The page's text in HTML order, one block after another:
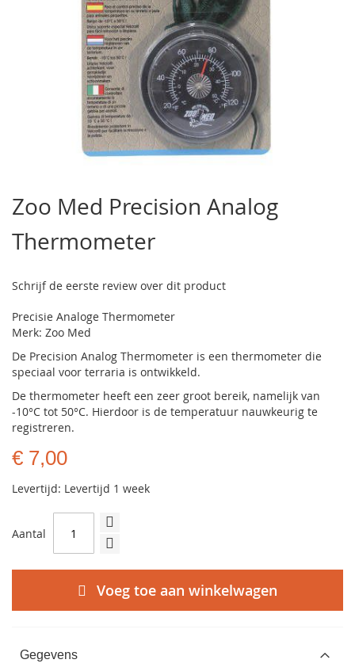
het
begin
van
de
gallerij
Zoo Med Precision Analog
Thermometer
Schrijf de eerste review over dit product
Precisie Analoge Thermometer
Merk: Zoo Med
De Precision Analog Thermometer is een thermometer die
speciaal voor terraria is ontwikkeld.
De thermometer heeft een zeer groot bereik, namelijk van
-10°C tot 50°C. Hierdoor is de temperatuur nauwkeurig te
registreren.
€ 7,00
Levertijd: Levertijd 1 week
Aantal
Voeg toe aan winkelwagen
Gegevens